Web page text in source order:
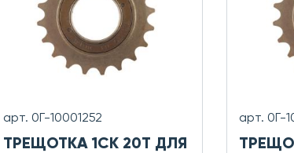
арт. 0Г-10001252
ТРЕЩОТКА 1СК 20T ДЛЯ
арт. 0Г-